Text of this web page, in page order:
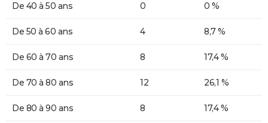
De 40 à 50 ans 0 0 %
De 50 à 60 ans 4 8,7 %
De 60 à 70 ans 8 17,4 %
De 70 à 80 ans 12 26,1 %
De 80 à 90 ans 8 17,4 %